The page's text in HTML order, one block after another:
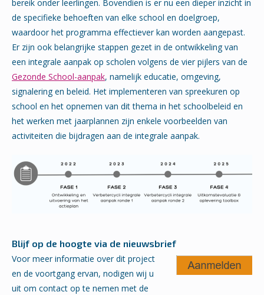
bereik onder leerlingen. Bovendien is er nu een dieper inzicht in
de specifieke behoeften van elke school en doelgroep,
waardoor het programma effectiever kan worden aangepast.
Er zijn ook belangrijke stappen gezet in de ontwikkeling van
een integrale aanpak op scholen volgens de vier pijlers van de
Gezonde School-aanpak, namelijk educatie, omgeving,
signalering en beleid. Het implementeren van spreekuren op
school en het opnemen van dit thema in het schoolbeleid en
het werken met jaarplannen zijn enkele voorbeelden van
activiteiten die bijdragen aan de integrale aanpak.
Blijf op de hoogte via de nieuwsbrief
Voor meer informatie over dit project
en de voortgang ervan, nodigen wij u
uit om contact op te nemen met de